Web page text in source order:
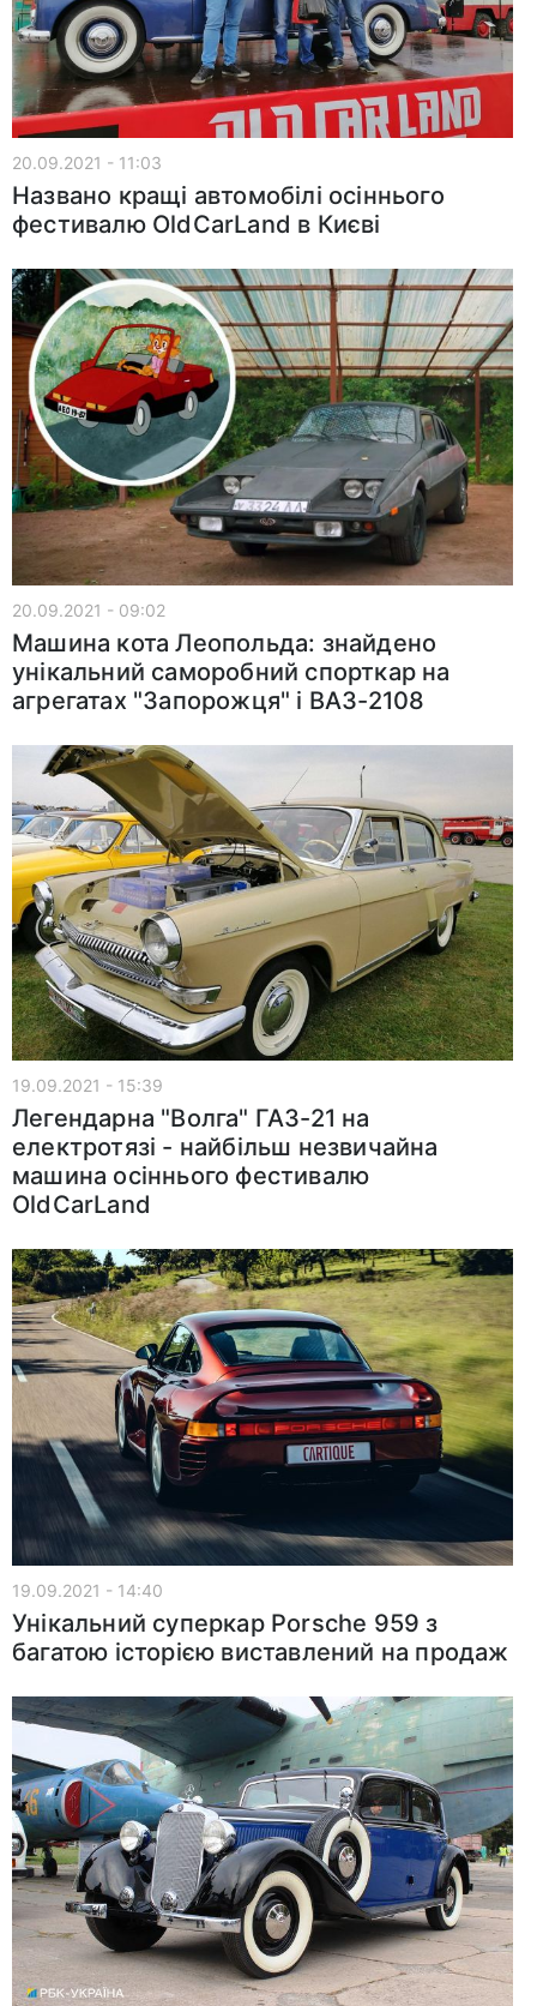
20.09.2021 - 11:03
Названо кращі автомобілі осіннього
фестивалю OldCarLand в Києві
20.09.2021 - 09:02
Машина кота Леопольда: знайдено
унікальний саморобний спорткар на
агрегатах "Запорожця" і ВАЗ-2108
19.09.2021 - 15:39
Легендарна "Волга" ГАЗ-21 на
електротязі - найбільш незвичайна
машина осіннього фестивалю
OldCarLand
19.09.2021 - 14:40
Унікальний суперкар Porsche 959 з
багатою історією виставлений на продаж